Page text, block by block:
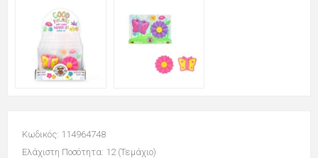
Κωδικός: 114964748
Ελάχιστη Ποσότητα: 12 (Τεμάχιο)